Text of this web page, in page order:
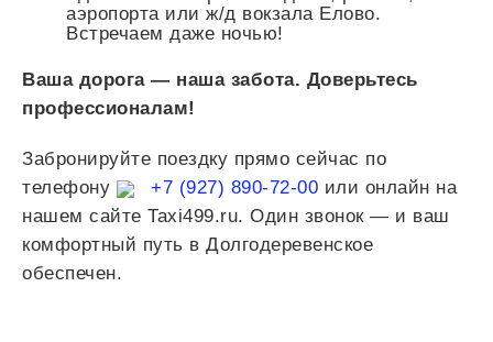
аэропорта или ж/д вокзала Елово.
Встречаем даже ночью!
Ваша дорога — наша забота. Доверьтесь
профессионалам!
Забронируйте поездку прямо сейчас по
телефону
+7 (927) 890-72-00 или онлайн на
нашем сайте Taxi499.ru. Один звонок — и ваш
комфортный путь в Долгодеревенское
обеспечен.